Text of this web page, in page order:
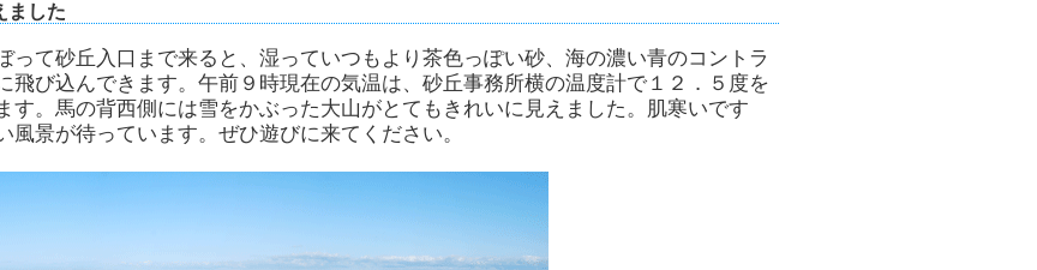
ました
って砂丘入口まで来ると、湿っていつもより茶色っぽい砂、海の濃い青のコントラ
飛び込んできます。午前９時現在の気温は、砂丘事務所横の温度計で１２．５度を
す。馬の背西側には雪をかぶった大山がとてもきれいに見えました。肌寒いです
風景が待っています。ぜひ遊びに来てください。